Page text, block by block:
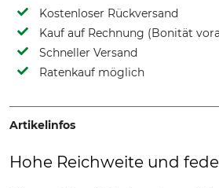
Kostenloser Rückversand
Kauf auf Rechnung (Bonität
Schneller Versand
Ratenkauf möglich
Artikelinfos
Hohe Reichweite und